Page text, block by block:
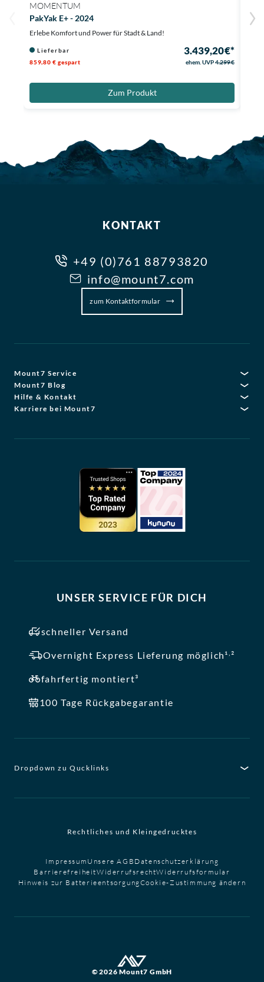
MOMENTUM
PakYak E+ - 2024
Erlebe Komfort und Power für Stadt & Land!
Lieferbar 3.439,20 €*
859,80 € gespart ehem. UVP4.299 €
Zum Produkt
KONTAKT
+49 (0)761 88793820
info@mount7.com
zum Kontaktformular
Mount7 Service
Mount7 Blog
Hilfe & Kontakt
Karriere bei Mount7
UNSER SERVICE FÜR DICH
schneller Versand
Overnight Express Lieferung möglich¹,²
fahrfertig montiert³
100 Tage Rückgabegarantie
Dropdown zu Qucklinks
Rechtliches und Kleingedrucktes
Impressum Unsere AGB Datenschutzerklärung
BarrierefreiheitWiderrufsrechtWiderrufsformular
Hinweis zur BatterieentsorgungCookie-Zustimmung ändern
© 2026 Mount7 GmbH